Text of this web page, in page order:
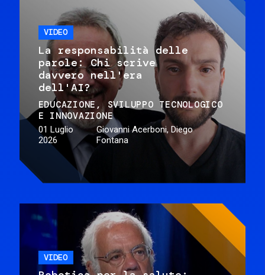
VIDEO
La responsabilità delle
parole: Chi scrive
davvero nell'era
dell'AI?
EDUCAZIONE
SVILUPPO TECNOLOGICO
E INNOVAZIONE
01 Luglio
2026
Giovanni Acerboni, Diego
Fontana
VIDEO